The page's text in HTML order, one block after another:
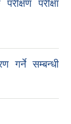
परीक्षा
गर्ने सम्बन्धी